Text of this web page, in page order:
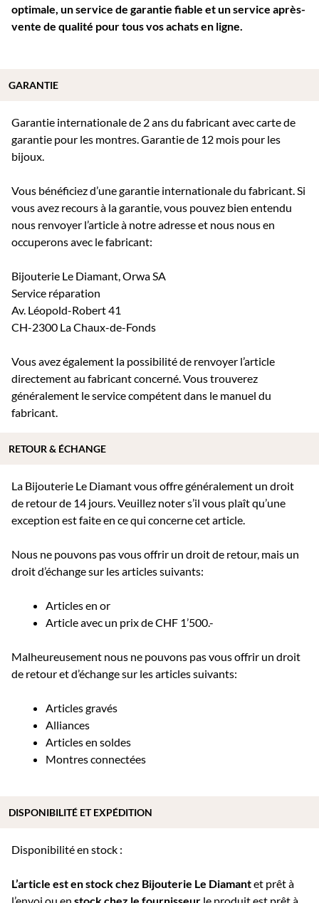
optimale, un service de garantie fiable et un service après-
vente de qualité pour tous vos achats en ligne.
Garantie internationale de 2 ans du fabricant avec carte de
garantie pour les montres. Garantie de 12 mois pour les
bijoux.
Vous bénéficiez d’une garantie internationale du fabricant. Si
vous avez recours à la garantie, vous pouvez bien entendu
nous renvoyer l’article à notre adresse et nous nous en
occuperons avec le fabricant:
Bijouterie Le Diamant, Orwa SA
Service réparation
Av. Léopold-Robert 41
CH-2300 La Chaux-de-Fonds
Vous avez également la possibilité de renvoyer l’article
directement au fabricant concerné. Vous trouverez
généralement le service compétent dans le manuel du
fabricant.
La Bijouterie Le Diamant vous offre généralement un droit
de retour de 14 jours. Veuillez noter s’il vous plaît qu’une
exception est faite en ce qui concerne cet article.
Nous ne pouvons pas vous offrir un droit de retour, mais un
droit d’échange sur les articles suivants:
Articles en or
Article avec un prix de CHF 1’500.-
Malheureusement nous ne pouvons pas vous offrir un droit
de retour et d’échange sur les articles suivants:
Articles gravés
Alliances
Articles en soldes
Montres connectées
Disponibilité en stock :
L’article est en stock chez Bijouterie Le Diamantet prêt à
GARANTIE
RETOUR & ÉCHANGE
DISPONIBILITÉ ET EXPÉDITION